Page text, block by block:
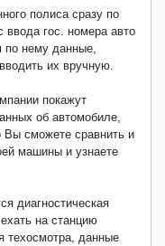
полиса сразу по
ввода гос. номера авто
по нему данные,
их вручную.
покажут
об автомобиле,
Вы сможете сравнить и
машины и узнаете
диагностическая
на станцию
техосмотра, данные